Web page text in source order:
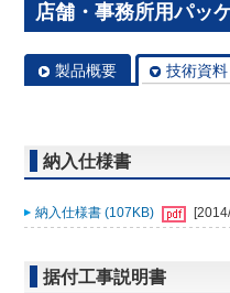
店舗・事務所用パッ
製品概要 技術資料
納入仕様書
納入仕様書 (107KB)
据付工事説明書